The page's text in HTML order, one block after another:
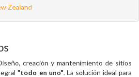
Zealand
creación y mantenimiento de sitios
"todo en uno". La solución ideal para